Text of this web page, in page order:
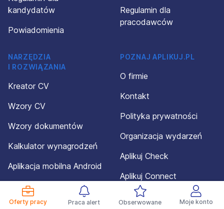
Oferty pracy Praca alert Obserwowane Moje konto
kandydatów
Powiadomienia
Regulamin dla
pracodawców
NARZĘDZIA
I ROZWIĄZANIA
Kreator CV
Wzory CV
Wzory dokumentów
Kalkulator wynagrodzeń
Aplikacja mobilna Android
Aplikacja mobilna iOS
POZNAJ APLIKUJ.PL
O firmie
Kontakt
Polityka prywatności
Organizacja wydarzeń
Aplikuj Check
Aplikuj Connect
Dotacja